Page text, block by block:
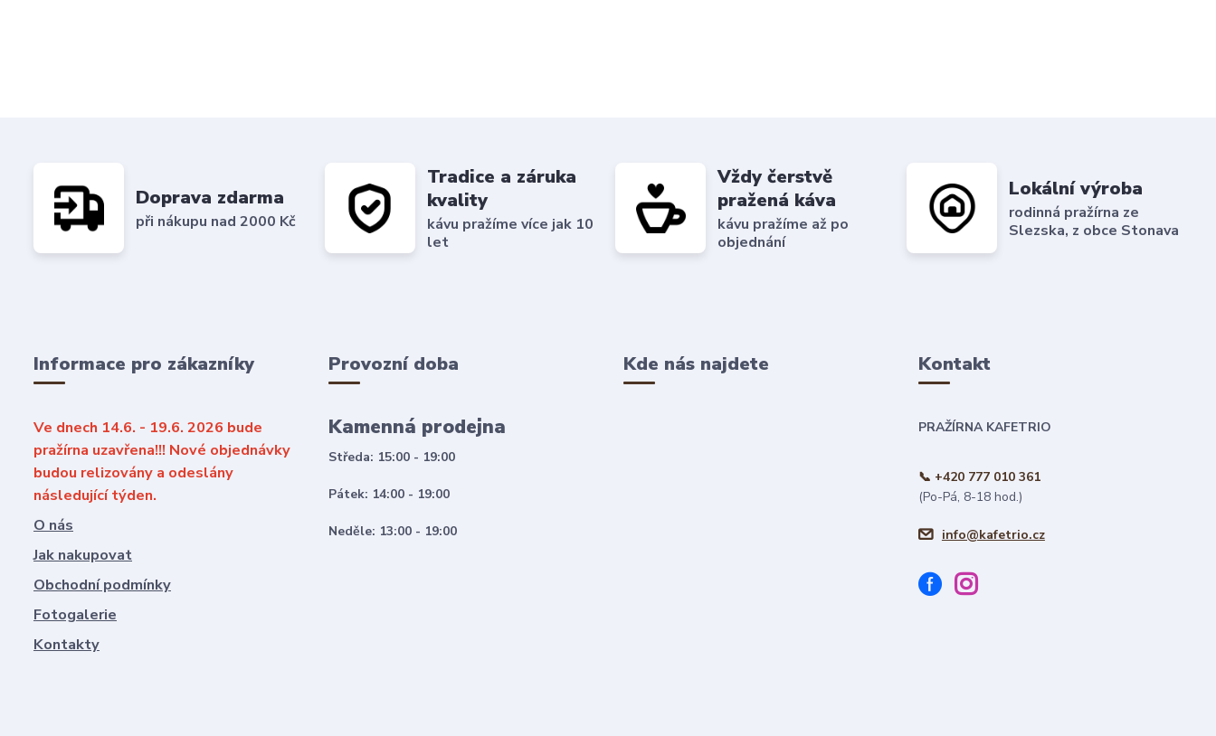
Doprava zdarma
při nákupu nad 2000 Kč
Tradice a záruka
kvality
kávu pražíme více jak 10
let
Vždy čerstvě
pražená káva
kávu pražíme až po
objednání
Lokální výroba
rodinná pražírna ze
Slezska, z obce Stonava
Informace pro zákazníky
Ve dnech 14.6. - 19.6. 2026 bude
pražírna uzavřena!!! Nové objednávky
budou relizovány a odeslány
následující týden.
O nás
Jak nakupovat
Obchodní podmínky
Fotogalerie
Kontakty
Provozní doba
Kamenná prodejna
Středa: 15:00 - 19:00
Pátek: 14:00 - 19:00
Neděle: 13:00 - 19:00
Kde nás najdete Kontakt
PRAŽÍRNA KAFETRIO
📞 +420 777 010 361
(Po-Pá, 8-18 hod.)
info@kafetrio.cz